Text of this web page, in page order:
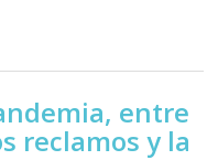
entre
reclamos y la